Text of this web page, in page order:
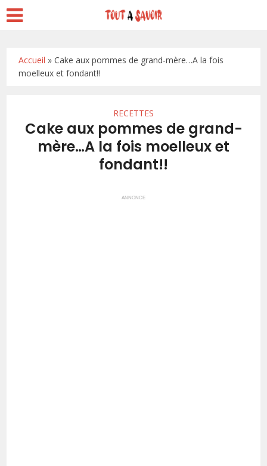
Accueil »Cake aux pommes de grand-mère…A la fois
moelleux et fondant!!
RECETTES
Cake aux pommes de grand-
mère…A la fois moelleux et
fondant!!
ANNONCE